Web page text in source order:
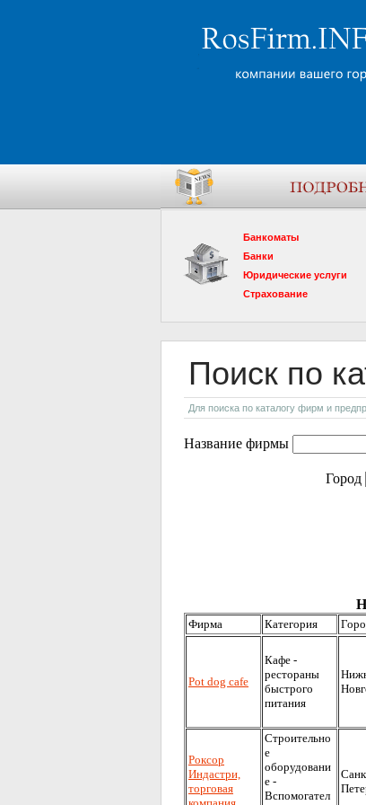
Банкоматы
Банки
Юридические услуги
Страхование
Поиск по
Для поиска по каталогу фирм и
Название фирмы
Город
Фирма Категория
Рot dog cafe
Кафе -
рестораны
быстрого
питания
Рoкcop
Индастри,
торговая
Строительно
е
оборудовани
е -
Вспомогател